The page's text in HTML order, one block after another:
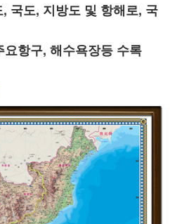
국도, 지방도 및 항해로, 국
항구, 해수욕장등 수록